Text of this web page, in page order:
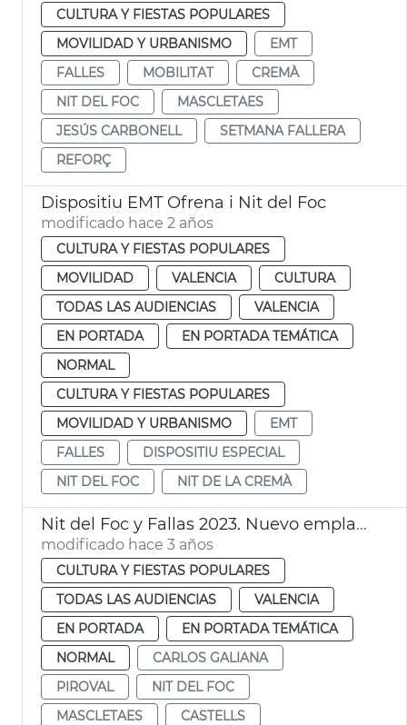
CULTURA Y FIESTAS POPULARES
MOVILIDAD Y URBANISMO
EMT
FALLES
MOBILITAT
CREMÀ
NIT DEL FOC
MASCLETAES
JESÚS CARBONELL
SETMANA FALLERA
REFORÇ
Dispositiu EMT Ofrena i Nit del Foc
modificado hace 2 años
CULTURA Y FIESTAS POPULARES
MOVILIDAD
VALENCIA
CULTURA
TODAS LAS AUDIENCIAS
VALENCIA
EN PORTADA
EN PORTADA TEMÁTICA
NORMAL
CULTURA Y FIESTAS POPULARES
MOVILIDAD Y URBANISMO
EMT
FALLES
DISPOSITIU ESPECIAL
NIT DEL FOC
NIT DE LA CREMÀ
Nit del Foc y Fallas 2023. Nuevo emplazamiento
modificado hace 3 años
CULTURA Y FIESTAS POPULARES
TODAS LAS AUDIENCIAS
VALENCIA
EN PORTADA
EN PORTADA TEMÁTICA
NORMAL
CARLOS GALIANA
PIROVAL
NIT DEL FOC
MASCLETAES
CASTELLS